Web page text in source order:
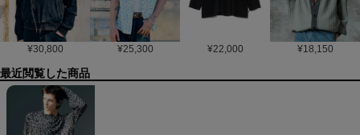
¥30,800 ¥25,300 ¥22,000 ¥18,150
最近閲覧した商品